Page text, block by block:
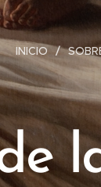
INICIO